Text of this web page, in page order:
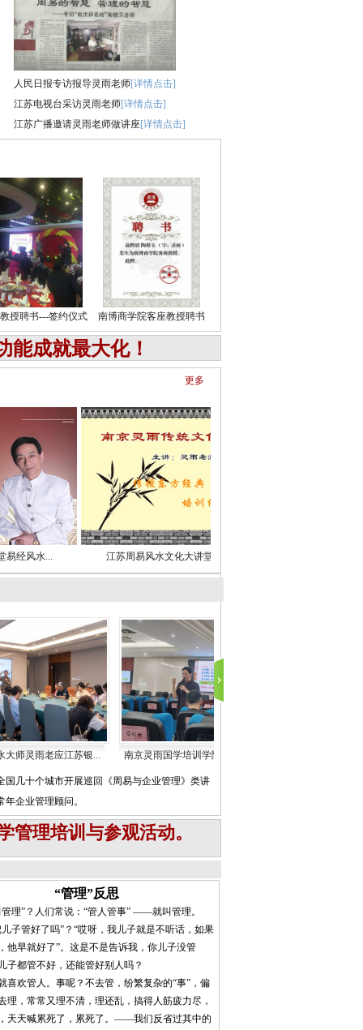
人民日报专访报导灵雨老师[详情点击]
江苏电视台采访灵雨老师[详情点击]
江苏广播邀请灵雨老师做讲座[详情点击]
授聘书---签约仪式 南博商学院客座教授聘书
能成就最大化！
更多
水... 江苏周易风水文化大讲堂风水讲座...
大师灵雨老应江苏银... 南京灵雨国学培训学院首席国学大...
几十个城市开展巡回《周易与企业管理》类讲
企业管理顾问。
理培训与参观活动。
“管理”反思
理”？人们常说：“管人管事” ——就叫管理。
子管好了吗”？“哎呀，我儿子就是不听话，如果
他早就好了”。这是不是告诉我，你儿子没管
子都管不好，还能管好别人吗？
欢管人。事呢？不去管，纷繁复杂的“事”，偏
理，常常又理不清，理还乱，搞得人筋疲力尽，
天天喊累死了，累死了。——我们反省过其中的